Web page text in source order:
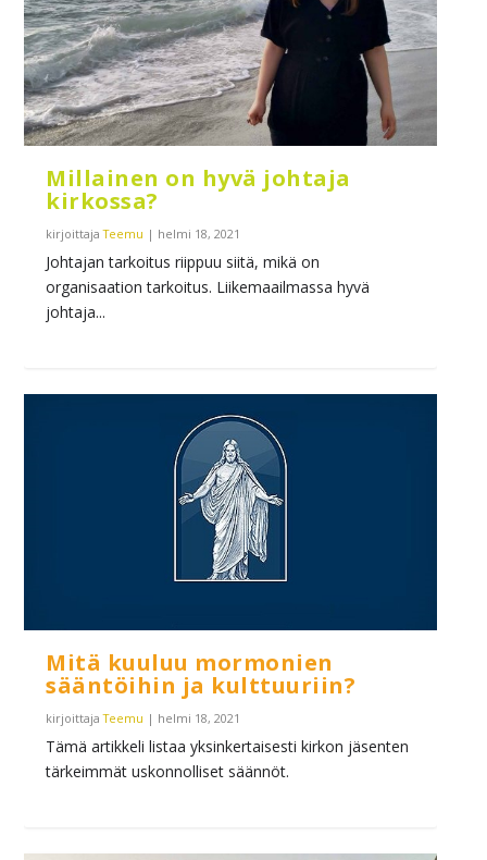
Millainen on hyvä johtaja
kirkossa?
kirjoittajaTeemu | helmi 18, 2021
Johtajan tarkoitus riippuu siitä, mikä on
organisaation tarkoitus. Liikemaailmassa hyvä
johtaja...
Mitä kuuluu mormonien
sääntöihin ja kulttuuriin?
kirjoittajaTeemu | helmi 18, 2021
Tämä artikkeli listaa yksinkertaisesti kirkon jäsenten
tärkeimmät uskonnolliset säännöt.